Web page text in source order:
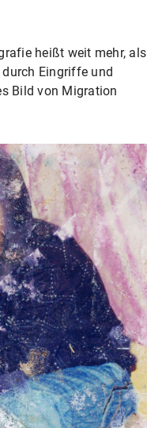
heißt weit mehr, als
Eingriffe und
Bild von Migration